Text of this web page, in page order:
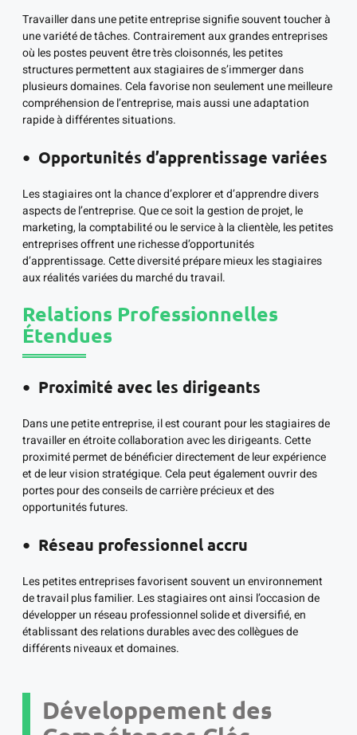
Travailler dans une petite entreprise signifie souvent toucher à
une variété de tâches. Contrairement aux grandes entreprises
où les postes peuvent être très cloisonnés, les petites
structures permettent aux stagiaires de s’immerger dans
plusieurs domaines. Cela favorise non seulement une meilleure
compréhension de l’entreprise, mais aussi une adaptation
rapide à différentes situations.
Opportunités d’apprentissage variées
Les stagiaires ont la chance d’explorer et d’apprendre divers
aspects de l’entreprise. Que ce soit la gestion de projet, le
marketing, la comptabilité ou le service à la clientèle, les petites
entreprises offrent une richesse d’opportunités
d’apprentissage. Cette diversité prépare mieux les stagiaires
aux réalités variées du marché du travail.
Relations Professionnelles
Étendues
Proximité avec les dirigeants
Dans une petite entreprise, il est courant pour les stagiaires de
travailler en étroite collaboration avec les dirigeants. Cette
proximité permet de bénéficier directement de leur expérience
et de leur vision stratégique. Cela peut également ouvrir des
portes pour des conseils de carrière précieux et des
opportunités futures.
Réseau professionnel accru
Les petites entreprises favorisent souvent un environnement
de travail plus familier. Les stagiaires ont ainsi l’occasion de
développer un réseau professionnel solide et diversifié, en
établissant des relations durables avec des collègues de
différents niveaux et domaines.
Développement des